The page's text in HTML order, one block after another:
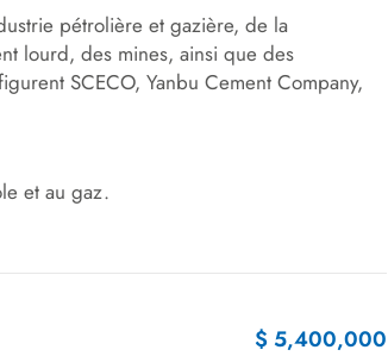
pétrolière et gazière, de la
lourd, des mines, ainsi que des
SCECO, Yanbu Cement Company,
et au gaz.
$ 5,400,000